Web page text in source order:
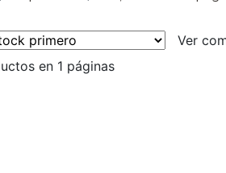
Ver
en 1 páginas